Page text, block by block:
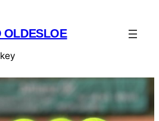
OLDESLOE